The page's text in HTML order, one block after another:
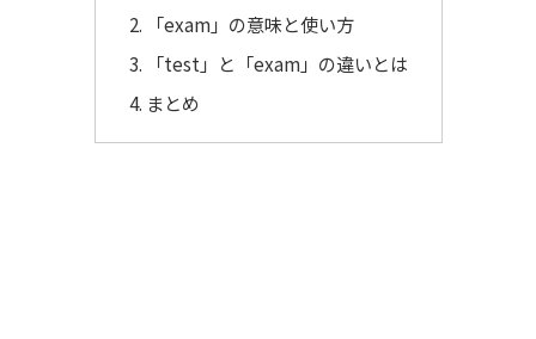
「exam」の意味と使い方
「test」と「exam」の違いとは
まとめ